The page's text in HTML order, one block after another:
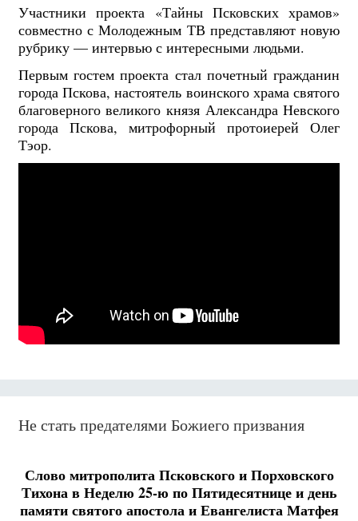
Участники проекта «Тайны Псковских храмов»
совместно с Молодежным ТВ представляют новую
рубрику — интервью с интересными людьми.
Первым гостем проекта стал почетный гражданин
города Пскова, настоятель воинского храма святого
благоверного великого князя Александра Невского
города Пскова, митрофорный протоиерей Олег
Тэор.
Не стать предателями Божиего призвания
Слово митрополита Псковского и Порховского
Тихона в Неделю 25-ю по Пятидесятнице и день
памяти святого апостола и Евангелиста Матфея